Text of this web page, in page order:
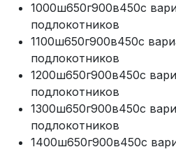
1000ш650г900в450с
подлокотников
1100ш650г900в450с
подлокотников
1200ш650г900в450с
подлокотников
1300ш650г900в450с
подлокотников
1400ш650г900в450с